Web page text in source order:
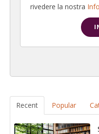
rivedere la nostra
Recent Popular